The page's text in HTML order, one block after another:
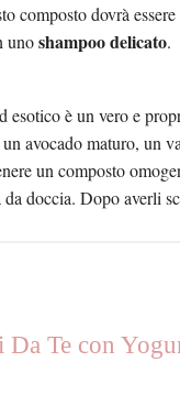
composto dovrà
unoshampoo delicato.
esotico è un vero e
avocado maturo, un
un composto
doccia. Dopo averli
Te con